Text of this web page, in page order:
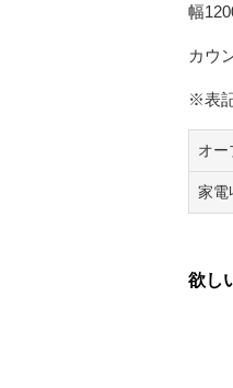
幅
カウ
※表
オー
家電
欲し